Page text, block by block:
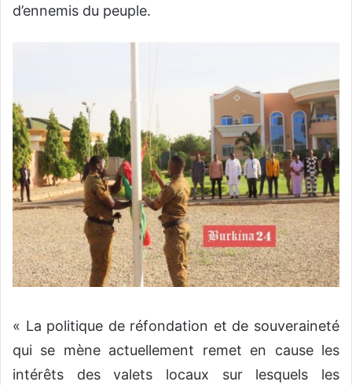
d’ennemis du peuple.
« La politique de réfondation et de souveraineté
qui se mène actuellement remet en cause les
intérêts des valets locaux sur lesquels les